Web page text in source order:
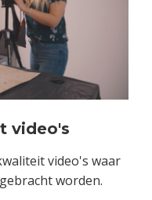
video's
video's waar
worden.